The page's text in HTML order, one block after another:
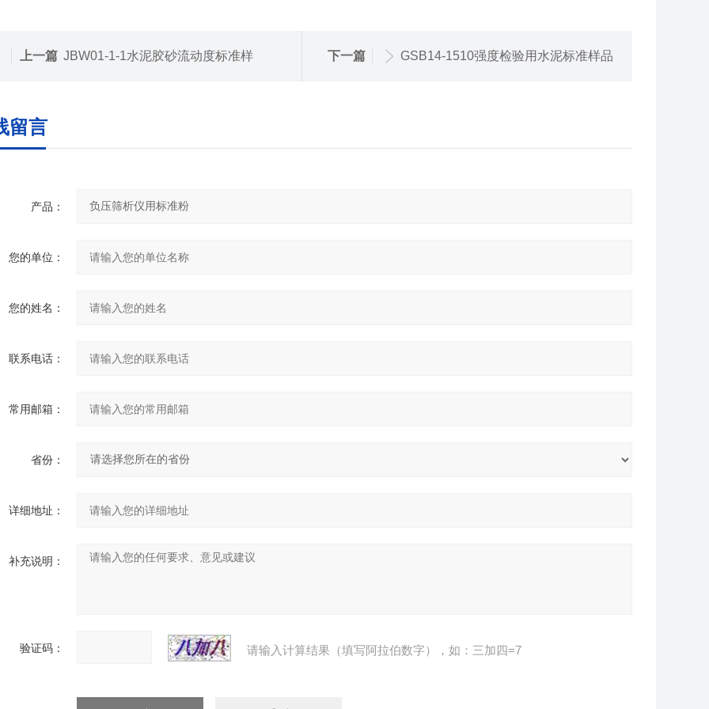
上一篇 JBW01-1-1水泥胶砂流动度标准样 下一篇 GSB14-1510强度检验用水泥标准样品
留言
产品：
您的单位：
您的姓名：
联系电话：
常用邮箱：
省份：
详细地址：
补充说明：
验证码： 请输入计算结果（填写阿拉伯数字），如：三加四=7